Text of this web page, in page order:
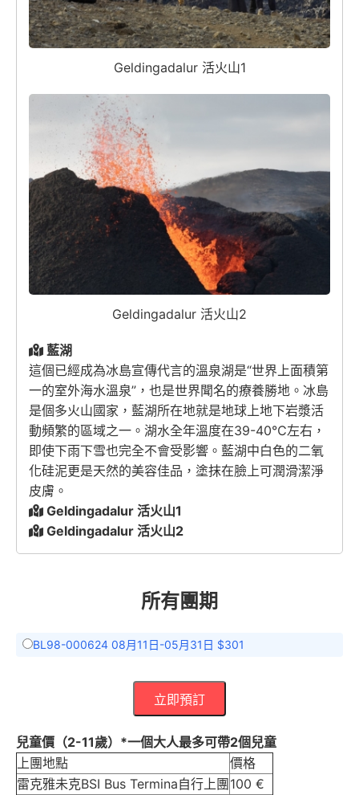
Geldingadalur 活火山1
Geldingadalur 活火山2
藍湖
這個已經成為冰島宣傳代言的溫泉湖是“世界上面積第
一的室外海水溫泉”，也是世界聞名的療養勝地。冰島
是個多火山國家，藍湖所在地就是地球上地下岩漿活
動頻繁的區域之一。湖水全年溫度在39-40℃左右，
即使下雨下雪也完全不會受影響。藍湖中白色的二氧
化硅泥更是天然的美容佳品，塗抹在臉上可潤滑潔淨
皮膚。
Geldingadalur 活火山1
Geldingadalur 活火山2
所有團期
BL98-000624 08月11日-05月31日 $301
立即預訂
兒童價（2-11歲）*一個大人最多可帶2個兒童
上團地點
價格
雷克雅未克BSI Bus Termina自行上團100 €